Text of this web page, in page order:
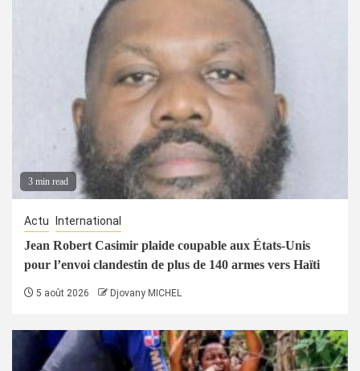
3 min read
Actu International
Jean Robert Casimir plaide coupable aux États-Unis
pour l’envoi clandestin de plus de 140 armes vers Haïti
5 août 2026 Djovany MICHEL